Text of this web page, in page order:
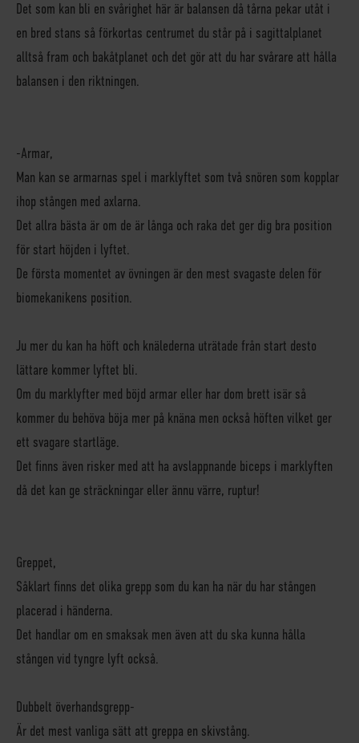
Det som kan bli en svårighet här är balansen då tårna pekar utåt i
en bred stans så förkortas centrumet du står på i sagittalplanet
alltså fram och bakåtplanet och det gör att du har svårare att hålla
balansen i den riktningen.
-Armar,
Man kan se armarnas spel i marklyftet som två snören som kopplar
ihop stången med axlarna.
Det allra bästa är om de är långa och raka det ger dig bra position
för start höjden i lyftet.
De första momentet av övningen är den mest svagaste delen för
biomekanikens position.
Ju mer du kan ha höft och knälederna uträtade från start desto
lättare kommer lyftet bli.
Om du marklyfter med böjd armar eller har dom brett isär så
kommer du behöva böja mer på knäna men också höften vilket ger
ett svagare startläge.
Det finns även risker med att ha avslappnande biceps i marklyften
då det kan ge sträckningar eller ännu värre, ruptur!
Greppet,
Såklart finns det olika grepp som du kan ha när du har stången
placerad i händerna.
Det handlar om en smaksak men även att du ska kunna hålla
stången vid tyngre lyft också.
Dubbelt överhandsgrepp-
Är det mest vanliga sätt att greppa en skivstång.